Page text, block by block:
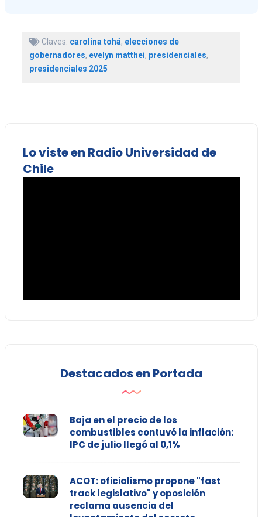
Claves: carolina tohá, elecciones de
gobernadores, evelyn matthei, presidenciales,
presidenciales 2025
Lo viste en Radio Universidad de
Chile
Destacados en Portada
Baja en el precio de los
combustibles contuvó la inflación:
IPC de julio llegó al 0,1%
ACOT: oficialismo propone "fast
track legislativo" y oposición
reclama ausencia del